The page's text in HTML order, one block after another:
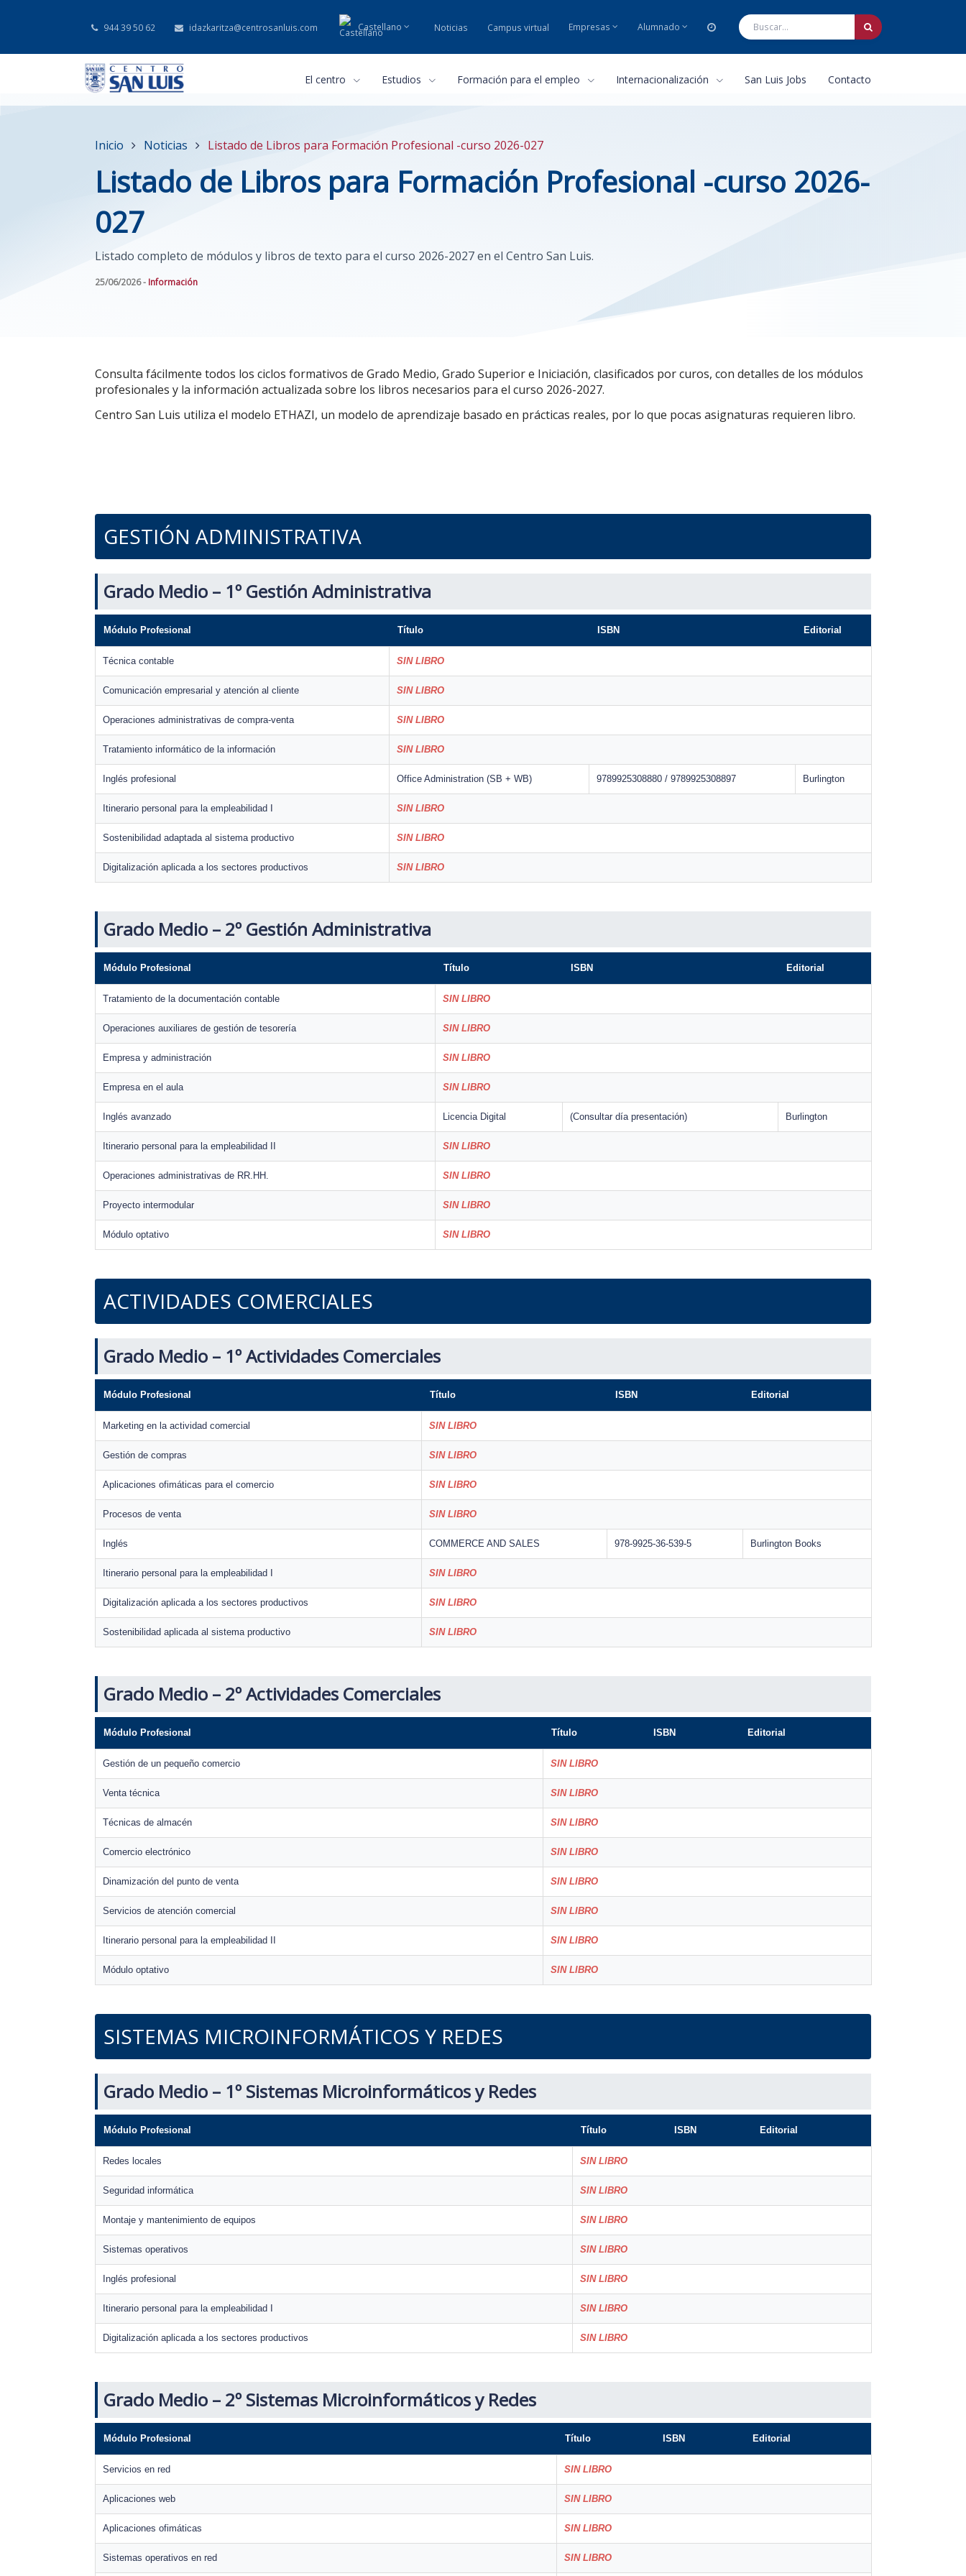
944 39 50 62 idazkaritza@centrosanluis.com Castellano Noticias Campus virtual Empresas Alumnado
El centro Estudios Formación para el empleo Internacionalización San Luis Jobs Contacto
Inicio Noticias Listado de Libros para Formación Profesional -curso 2026-027
Listado de Libros para Formación Profesional -curso 2026-
027
Listado completo de módulos y libros de texto para el curso 2026-2027 en el Centro San Luis.
25/06/2026 - Información
Consulta fácilmente todos los ciclos formativos de Grado Medio, Grado Superior e Iniciación, clasificados por curos, con detalles de los módulos
profesionales y la información actualizada sobre los libros necesarios para el curso 2026-2027.
Centro San Luis utiliza el modelo ETHAZI, un modelo de aprendizaje basado en prácticas reales, por lo que pocas asignaturas requieren libro.
GESTIÓN ADMINISTRATIVA
Grado Medio – 1º Gestión Administrativa
Módulo Profesional Título ISBN Editorial
Técnica contable SIN LIBRO
Comunicación empresarial y atención al cliente SIN LIBRO
Operaciones administrativas de compra-venta SIN LIBRO
Tratamiento informático de la información SIN LIBRO
Inglés profesional Office Administration (SB + WB) 9789925308880 / 9789925308897 Burlington
Itinerario personal para la empleabilidad I SIN LIBRO
Sostenibilidad adaptada al sistema productivo SIN LIBRO
Digitalización aplicada a los sectores productivos SIN LIBRO
Grado Medio – 2º Gestión Administrativa
Módulo Profesional Título ISBN Editorial
Tratamiento de la documentación contable SIN LIBRO
Operaciones auxiliares de gestión de tesorería SIN LIBRO
Empresa y administración SIN LIBRO
Empresa en el aula SIN LIBRO
Inglés avanzado Licencia Digital (Consultar día presentación) Burlington
Itinerario personal para la empleabilidad II SIN LIBRO
Operaciones administrativas de RR.HH. SIN LIBRO
Proyecto intermodular SIN LIBRO
Módulo optativo SIN LIBRO
ACTIVIDADES COMERCIALES
Grado Medio – 1º Actividades Comerciales
Módulo Profesional Título ISBN Editorial
Marketing en la actividad comercial SIN LIBRO
Gestión de compras SIN LIBRO
Aplicaciones ofimáticas para el comercio SIN LIBRO
Procesos de venta SIN LIBRO
Inglés COMMERCE AND SALES 978-9925-36-539-5 Burlington Books
Itinerario personal para la empleabilidad I SIN LIBRO
Digitalización aplicada a los sectores productivos SIN LIBRO
Sostenibilidad aplicada al sistema productivo SIN LIBRO
Grado Medio – 2º Actividades Comerciales
Módulo Profesional Título ISBN Editorial
Gestión de un pequeño comercio SIN LIBRO
Venta técnica SIN LIBRO
Técnicas de almacén SIN LIBRO
Comercio electrónico SIN LIBRO
Dinamización del punto de venta SIN LIBRO
Servicios de atención comercial SIN LIBRO
Itinerario personal para la empleabilidad II SIN LIBRO
Módulo optativo SIN LIBRO
SISTEMAS MICROINFORMÁTICOS Y REDES
Grado Medio – 1º Sistemas Microinformáticos y Redes
Módulo Profesional Título ISBN Editorial
Redes locales SIN LIBRO
Seguridad informática SIN LIBRO
Montaje y mantenimiento de equipos SIN LIBRO
Sistemas operativos SIN LIBRO
Inglés profesional SIN LIBRO
Itinerario personal para la empleabilidad I SIN LIBRO
Digitalización aplicada a los sectores productivos SIN LIBRO
Grado Medio – 2º Sistemas Microinformáticos y Redes
Módulo Profesional Título ISBN Editorial
Servicios en red SIN LIBRO
Aplicaciones web SIN LIBRO
Aplicaciones ofimáticas SIN LIBRO
Sistemas operativos en red SIN LIBRO